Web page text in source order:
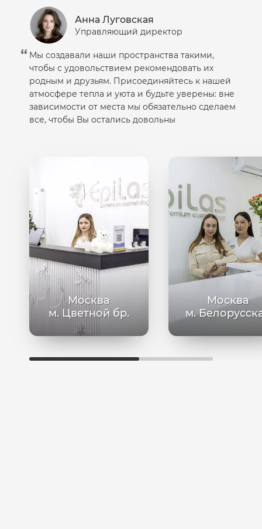
Анна Луговская
Управляющий директор
Мы создавали наши пространства такими,
чтобы с удовольствием рекомендовать их
родным и друзьям. Присоединяйтесь к нашей
атмосфере тепла и уюта и будьте уверены: вне
зависимости от места мы обязательно сделаем
все, чтобы Вы остались довольны